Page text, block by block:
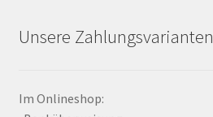
Unsere Zahlungsvarianten
Im Onlineshop: